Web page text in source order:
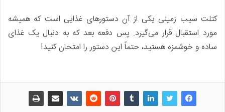
کتلت سیب زمینی یکی از آن دستورهای غذایی است که همیشه
مورد استقبال قرار می‌گیرد. پس دفعه بعد که به دنبال یک غذای
ساده و خوشمزه هستید، حتماً این دستور را امتحان کنید!